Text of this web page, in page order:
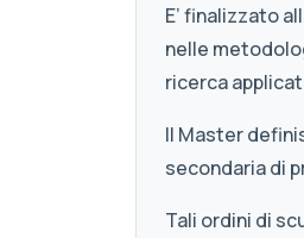
E’ finalizzato
nelle
ricerca
Il Master
secondaria di
Tali ordini di